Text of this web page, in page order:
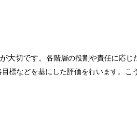
大切です。 各階層の役割や責任に応じ
標などを基にした評価を行います。